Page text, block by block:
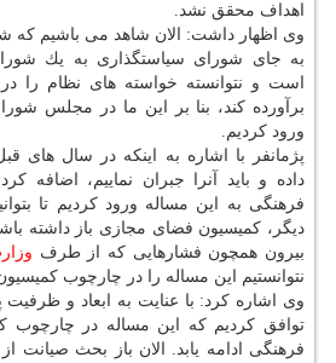
اهداف محقق نشد.
وی اظهار داشت: الان شاهد می باشیم كه
به جای شورای سیاستگذاری به یك
است و نتوانسته خواسته های نظام را
برآورده كند، بنا بر این ما در مجلس
ورود كردیم.
پژمانفر با اشاره به اینكه در سال
داده و باید آنرا جبران نماییم، اضافه
فرهنگی به این مساله ورود كردیم تا
دیگر، كمیسیون فضای مجازی باز داشته
بیرون همچون فشارهایی كه از طرف
نتوانستیم این مساله را در چارچوب
وی اشاره كرد: با عنایت به ابعاد و
توافق كردیم كه این مساله در چارچوب
فرهنگی ادامه یابد. الان باز بحث صیانت